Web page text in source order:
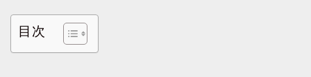
目次